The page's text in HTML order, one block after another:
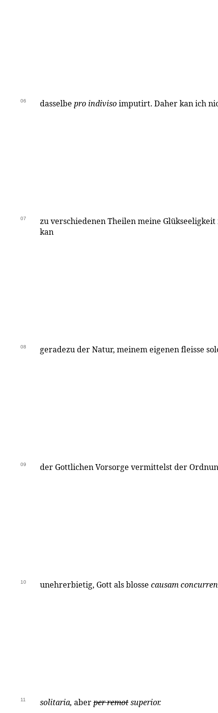
06 dasselbe pro indivisoimputirt. Daher kan ich
07
zu verschiedenen Theilen meine
kan
08 geradezu der Natur, meinem eigenen fleisse
09 der Gottlichen Vorsorge vermittelst der
10 unehrerbietig, Gott als blosse causam
11 solitaria, aberper remotsuperior.